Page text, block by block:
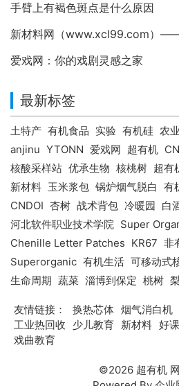
手臂上有褐色斑点是什么原因
新材料网（www.xcl99.com）
爱戏网：你的戏剧灵感之家
最新标签
土特产 有机食品 实验 有机硅 农
anjinu YTONN 爱戏网 超有机
核酸采样站 优承生物 核桃树 超有
新材料 玉米浆包 锅炉烟气脱白 有
CNDOI 杏树 战术背包 冷暖园 白
河北软件职业技术学院 Super
Chenille Letter Patches KR67 非
Superorganic 有机生活 可移动式
生命周期 蔬菜 淄博到保定 桃树
友情链接： 换热芯体 烟气消白机
工业热回收
少儿教育 新材料 好
戏曲教育
©2026 超有机